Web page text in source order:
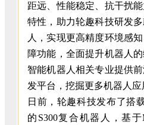
距远、性能稳定、抗干扰
特性，助力轮趣科技研发
人，实现更高精度环境感
障功能，全面提升机器人
智能机器人相关专业提供
发平台，挖掘更多机器人应
日前，轮趣科技发布了搭
的S300复合机器人，基